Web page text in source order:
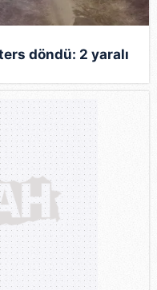
döndü: 2 yaralı